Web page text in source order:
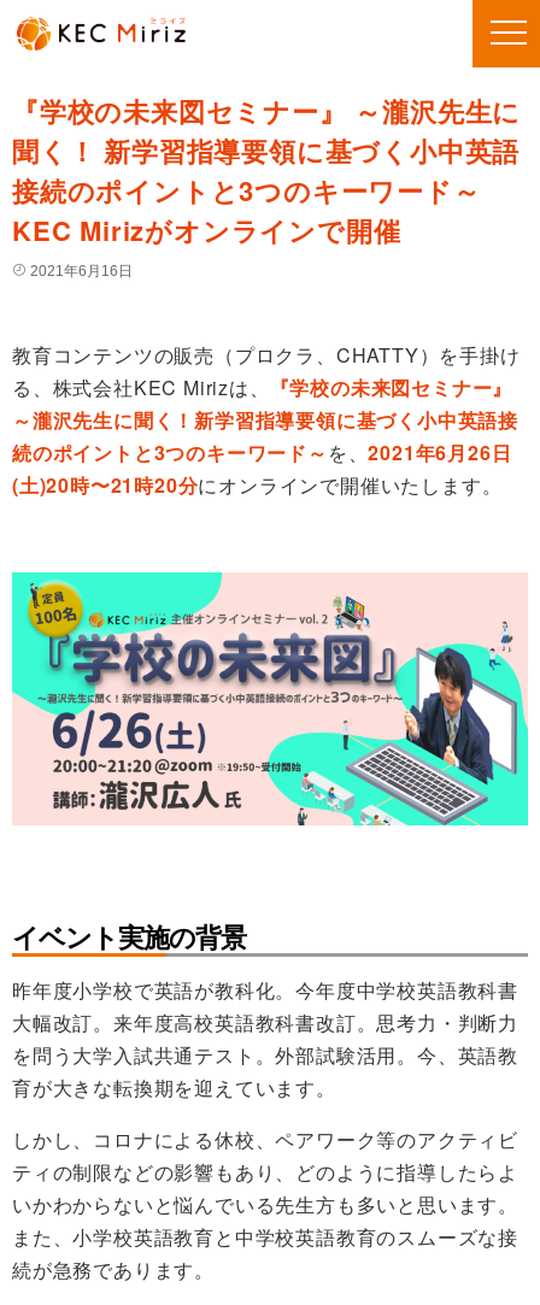
『学校の未来図セミナー』 ～瀧沢先生に
聞く！ 新学習指導要領に基づく小中英語
接続のポイントと3つのキーワード～
KEC Mirizがオンラインで開催
2021年6月16日
教育コンテンツの販売（プロクラ、CHATTY）を手掛け
る、株式会社KEC Mirizは、
『学校の未来図セミナー』
～瀧沢先生に聞く！新学習指導要領に基づく小中英語接
続のポイントと3つのキーワード～ を、2021年6月26日
(土)20時〜21時20分にオンラインで開催いたします。
イベント実施の背景
昨年度小学校で英語が教科化。今年度中学校英語教科書
大幅改訂。来年度高校英語教科書改訂。思考力・判断力
を問う大学入試共通テスト。外部試験活用。今、英語教
育が大きな転換期を迎えています。
しかし、コロナによる休校、ペアワーク等のアクティビ
ティの制限などの影響もあり、どのように指導したらよ
いかわからないと悩んでいる先生方も多いと思います。
また、小学校英語教育と中学校英語教育のスムーズな接
続が急務であります。